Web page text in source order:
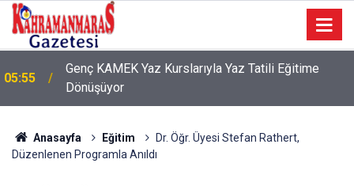
05:55
Genç KAMEK Yaz Kurslarıyla Yaz Tatili Eğitime
Dönüşüyor
Anasayfa Eğitim
Dr. Öğr. Üyesi Stefan Rathert,
Düzenlenen Programla Anıldı